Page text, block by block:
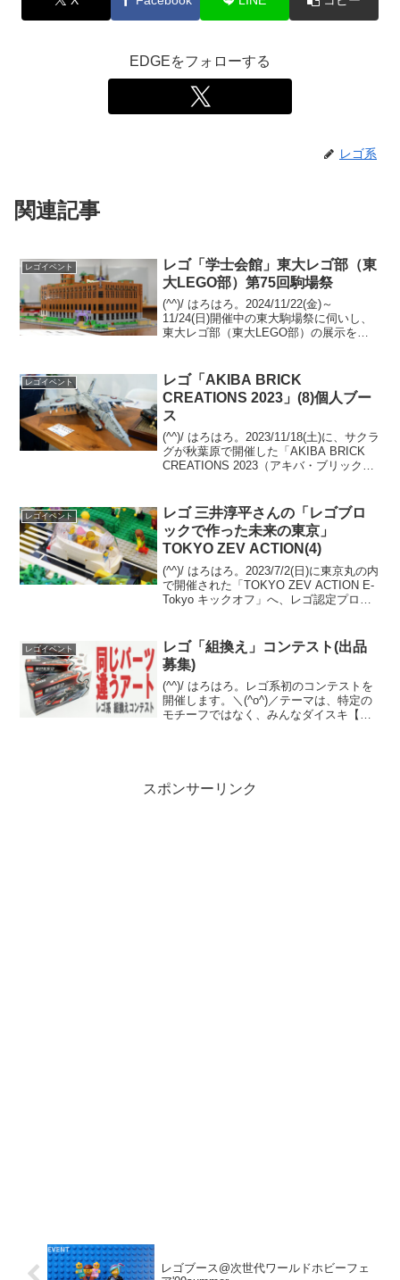
EDGEをフォローする
レゴ系
関連記事
レゴイベント
レゴ「学士会館」東大レゴ部（東
大LEGO部）第75回駒場祭
(^^)/ はろはろ。2024/11/22(金)～
11/24(日)開催中の東大駒場祭に伺いし、
東大レゴ部（東大LEGO部）の展示を観
発祥の地である千代田区神田錦町に...
レゴイベント
レゴ「AKIBA BRICK
CREATIONS 2023」(8)個人ブー
ス
(^^)/ はろはろ。2023/11/18(土)に、サクラ
グが秋葉原で開催した「AKIBA BRICK
CREATIONS 2023（アキバ・ブリック・
スの画像が...
レゴイベント
レゴ 三井淳平さんの「レゴブロ
ックで作った未来の東京」
TOKYO ZEV ACTION(4)
(^^)/ はろはろ。2023/7/2(日)に東京丸の内
で開催された「TOKYO ZEV ACTION E-
Tokyo キックオフ」へ、レゴ認定プロビ
観に、伺い...
レゴイベント
レゴ「組換え」コンテスト(出品
募集)
(^^)/ はろはろ。レゴ系初のコンテストを
開催します。＼(^o^)／テーマは、特定の
モチーフではなく、みんなダイスキ【組
スポンサーリンク
レゴブース@次世代ワールドホビーフェ